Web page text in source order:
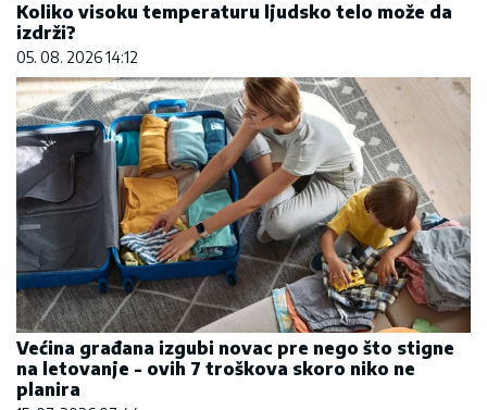
Koliko visoku temperaturu ljudsko telo može da
izdrži?
05. 08. 2026 14:12
Većina građana izgubi novac pre nego što stigne
na letovanje - ovih 7 troškova skoro niko ne
planira